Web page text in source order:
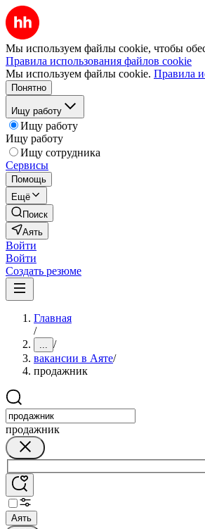
Мы используем файлы cookie, чтобы
Правила использования файлов cookie
Мы используем файлы cookie. Правила
Понятно
Ищу работу
Ищу работу
Ищу работу
Ищу сотрудника
Сервисы
Помощь
Ещё
Поиск
Аять
Войти
Войти
Создать резюме
Главная
/
... /
вакансии в Аяте/
продажник
продажник
Аять